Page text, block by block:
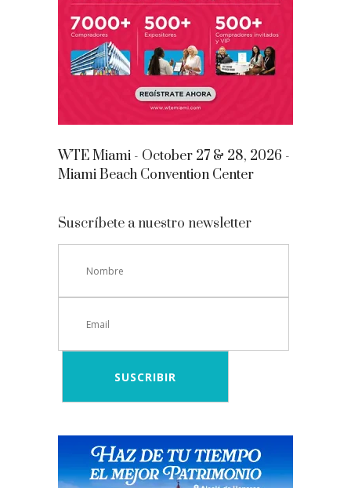
WTE Miami - October 27 & 28, 2026 -
Miami Beach Convention Center
Suscríbete a nuestro newsletter